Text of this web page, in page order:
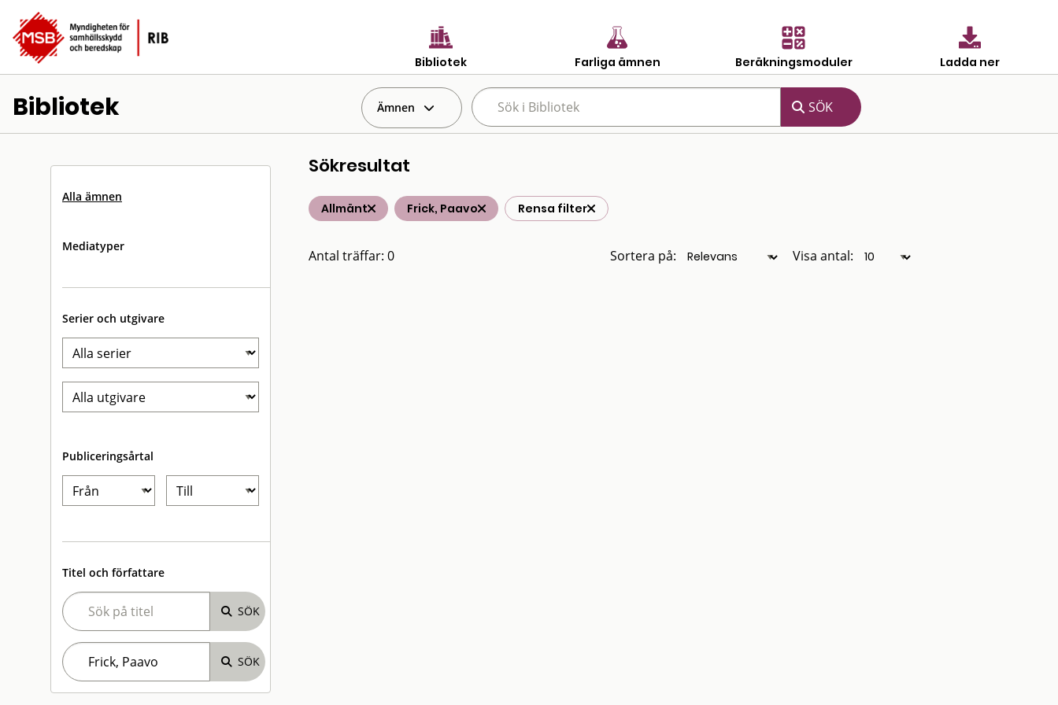
Bibliotek Farliga ämnen Beräkningsmoduler Ladda ner
Bibliotek Ämnen
Alla ämnen
Mediatyper
Serier och utgivare
Publiceringsårtal
Titel och författare
Sökresultat
Allmänt Frick, Paavo Rensa filter
Antal träffar: 0 Sortera på: Visa antal: